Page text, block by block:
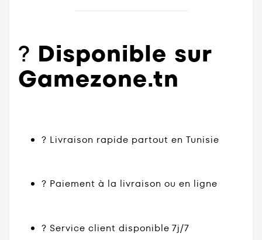
? Disponible sur
Gamezone.tn
? Livraison rapide partout en Tunisie
? Paiement à la livraison ou en ligne
? Service client disponible 7j/7